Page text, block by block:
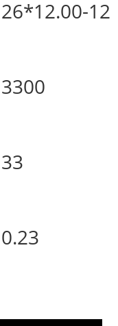
26*12.00-12
3300
33
0.23